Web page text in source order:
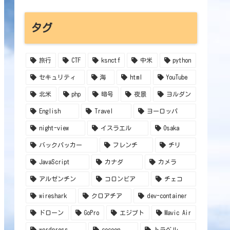
タグ
旅行 CTF ksnctf 中米 python
セキュリティ 海 html YouTube
北米 php 暗号 夜景 ヨルダン
English Travel ヨーロッパ
night-view イスラエル Osaka
バックパッカー フレンチ チリ
JavaScript カナダ カメラ
アルゼンチン コロンビア チェコ
wireshark クロアチア dev-container
ドローン GoPro エジプト Mavic Air